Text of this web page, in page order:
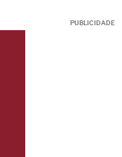
PUBLICIDADE